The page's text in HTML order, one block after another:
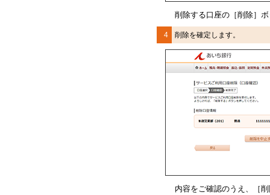
削除する口座の［削除］
4 削除を確定します。
内容をご確認のうえ、 ［